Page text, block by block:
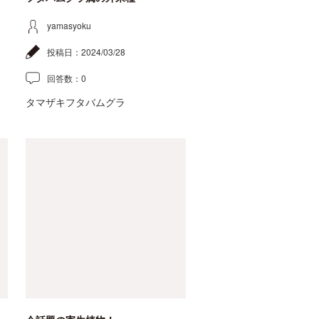
yamasyoku
投稿日： 2024/03/28
回答数： 0
タマザキフタバムグラ